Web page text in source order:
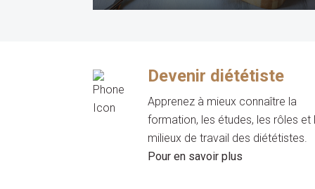
Devenir diététiste
Apprenez à mieux connaître la
formation, les études, les rôles et
milieux de travail des diététistes.
Pour en savoir plus